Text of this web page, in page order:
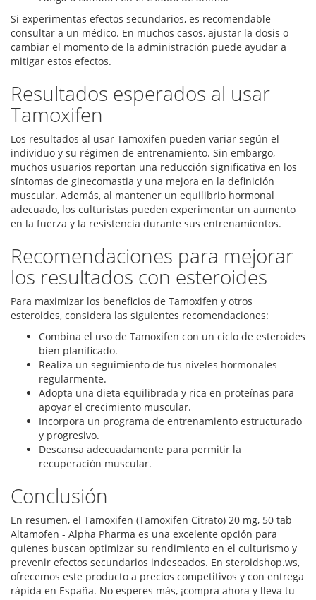
Si experimentas efectos secundarios, es recomendable
consultar a un médico. En muchos casos, ajustar la dosis o
cambiar el momento de la administración puede ayudar a
mitigar estos efectos.
Resultados esperados al usar
Tamoxifen
Los resultados al usar Tamoxifen pueden variar según el
individuo y su régimen de entrenamiento. Sin embargo,
muchos usuarios reportan una reducción significativa en los
síntomas de ginecomastia y una mejora en la definición
muscular. Además, al mantener un equilibrio hormonal
adecuado, los culturistas pueden experimentar un aumento
en la fuerza y la resistencia durante sus entrenamientos.
Recomendaciones para mejorar
los resultados con esteroides
Para maximizar los beneficios de Tamoxifen y otros
esteroides, considera las siguientes recomendaciones:
Combina el uso de Tamoxifen con un ciclo de esteroides
bien planificado.
Realiza un seguimiento de tus niveles hormonales
regularmente.
Adopta una dieta equilibrada y rica en proteínas para
apoyar el crecimiento muscular.
Incorpora un programa de entrenamiento estructurado
y progresivo.
Descansa adecuadamente para permitir la
recuperación muscular.
Conclusión
En resumen, el Tamoxifen (Tamoxifen Citrato) 20 mg, 50 tab
Altamofen - Alpha Pharma es una excelente opción para
quienes buscan optimizar su rendimiento en el culturismo y
prevenir efectos secundarios indeseados. En steroidshop.ws,
ofrecemos este producto a precios competitivos y con entrega
rápida en España. No esperes más, ¡compra ahora y lleva tu